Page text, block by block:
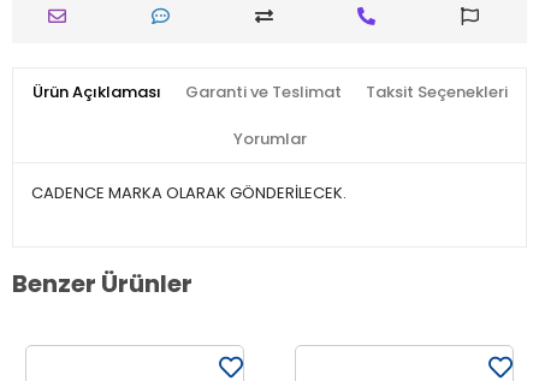
Ürün Açıklaması Garanti ve Teslimat Taksit Seçenekleri
Yorumlar
CADENCE MARKA OLARAK GÖNDERİLECEK.
Benzer Ürünler